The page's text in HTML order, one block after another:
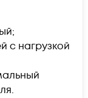
с нагрузкой